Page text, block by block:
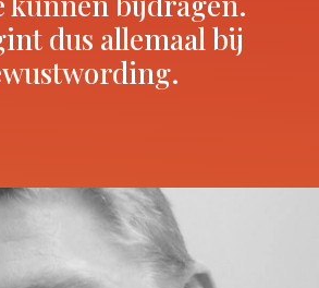
dus allemaal bij